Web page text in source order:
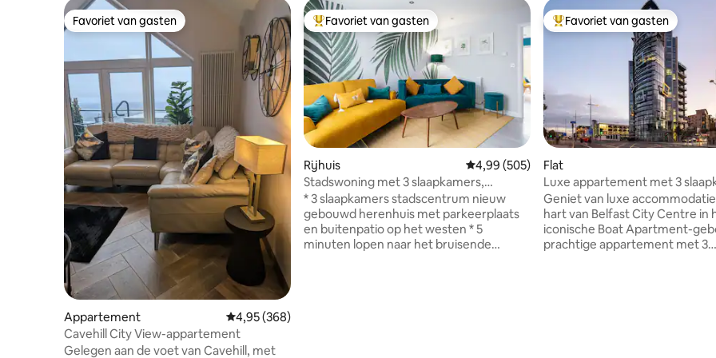
Favoriet van gasten
Favoriet van gasten
Appartement Gemiddelde beoordeling van 4,95 op 5, 368 recensies
4,95 (368)
Cavehill City View-appartement
Gelegen aan de voet van Cavehill, met
Topfavoriet van gasten
Favoriet van gasten
Rijhuis Gemiddelde beoordeling van 4,99 op 5, 505
4,99 (505)
Stadswoning met 3 slaapkamers,
parkeerplaats en patio
* 3 slaapkamers stadscentrum nieuw
gebouwd herenhuis met parkeerplaats
en buitenpatio op het westen * 5
minuten lopen naar het bruisende
Topfavoriet van gasten
Favoriet van gasten
Flat
Luxe appartement met 3
gasten Belfast City
Geniet van luxe
hart van Belfast City Centre in
iconische Boat Apartment-
prachtige appartement met 3